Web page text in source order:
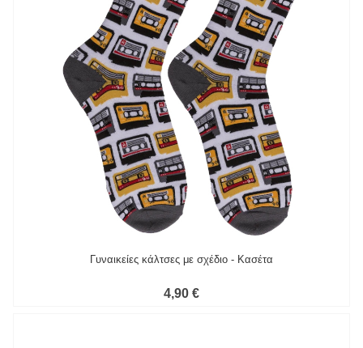
Γυναικείες κάλτσες με σχέδιο - Κασέτα
4,90 €